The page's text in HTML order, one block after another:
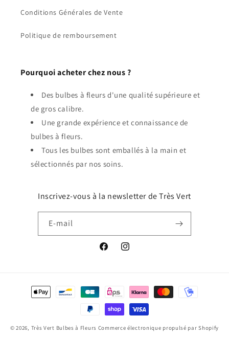
Conditions Générales de Vente
Politique de remboursement
Pourquoi acheter chez nous ?
Des bulbes à fleurs d'une qualité supérieure et
de gros calibre.
Une grande expérience et connaissance de
bulbes à fleurs.
Tous les bulbes sont emballés à la main et
sélectionnés par nos soins.
Inscrivez-vous à la newsletter de Très Vert
E-mail
FacebookInstagram
Moyens
© 2026, Très Vert Bulbes à Fleurs Commerce électronique propulsé par Shopify